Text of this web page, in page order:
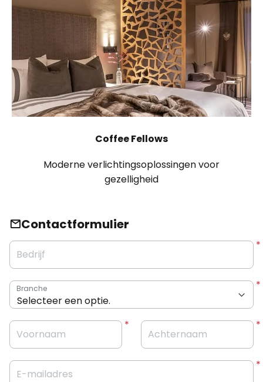
Coffee Fellows
Moderne verlichtingsoplossingen voor
gezelligheid
Contactformulier
Bedrijf
Branche
Voornaam Achternaam
E-mailadres